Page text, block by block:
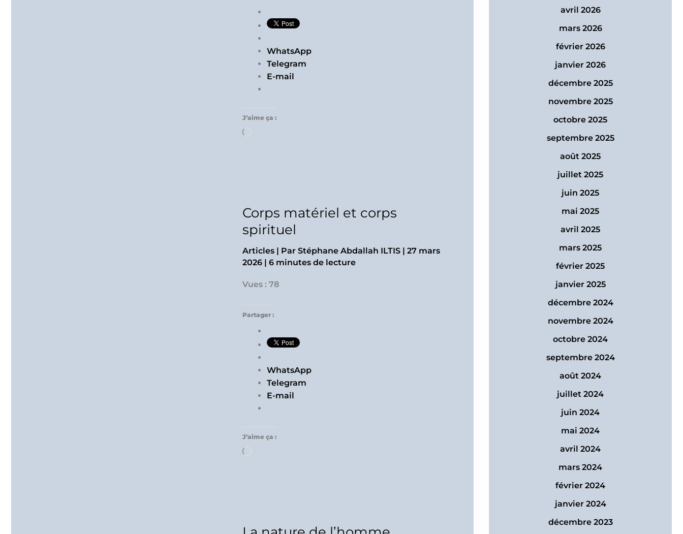
WhatsApp
Telegram
E-mail
J’aime ça :
Corps matériel et corps
spirituel
Articles | Par Stéphane Abdallah ILTIS | 27 mars
2026 | 6 minutes de lecture
Vues : 78
Partager :
WhatsApp
Telegram
E-mail
J’aime ça :
avril 2026
mars 2026
février 2026
janvier 2026
décembre 2025
novembre 2025
octobre 2025
septembre 2025
août 2025
juillet 2025
juin 2025
mai 2025
avril 2025
mars 2025
février 2025
janvier 2025
décembre 2024
novembre 2024
octobre 2024
septembre 2024
août 2024
juillet 2024
juin 2024
mai 2024
avril 2024
mars 2024
février 2024
janvier 2024
décembre 2023